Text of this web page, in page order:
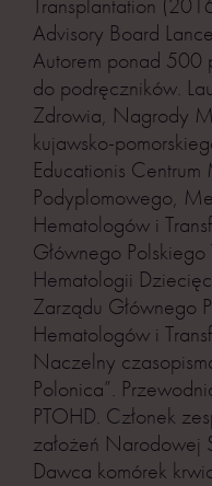
Advisory Board
Autorem ponad 500
do podręczników.
Zdrowia, Nagrody
kujawsko-
Educationis
Podyplomowego,
Hematologów i
Głównego
Hematologii
Zarządu Głównego
Hematologów i
Naczelny
Polonica”.
PTOHD. Członek
założeń Narodowej
Dawca komórek